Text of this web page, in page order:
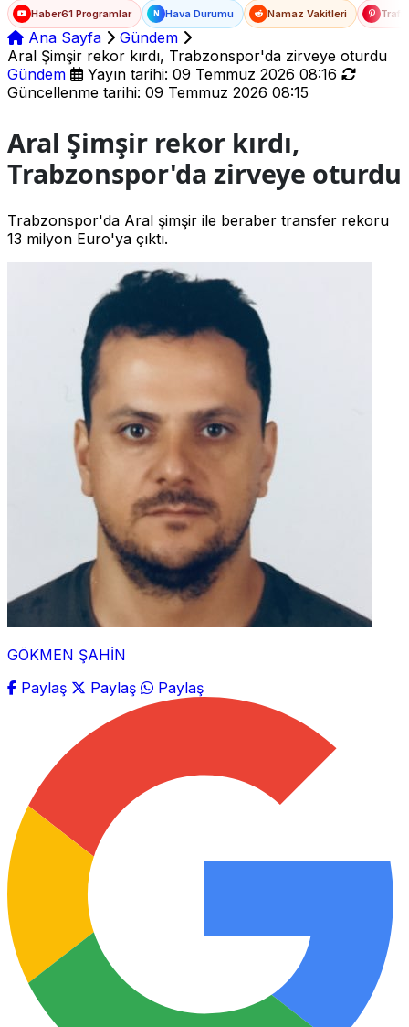
Haber61 Programlar N Hava Durumu Namaz Vakitleri
Ana Sayfa
Gündem
Aral Şimşir rekor kırdı, Trabzonspor'da zirveye oturdu
Gündem
Yayın tarihi: 09 Temmuz 2026 08:16
Güncellenme tarihi: 09 Temmuz 2026 08:15
Aral Şimşir rekor kırdı,
Trabzonspor'da zirveye oturdu
Trabzonspor'da Aral şimşir ile beraber transfer rekoru
13 milyon Euro'ya çıktı.
GÖKMEN ŞAHİN
Paylaş
Paylaş Paylaş